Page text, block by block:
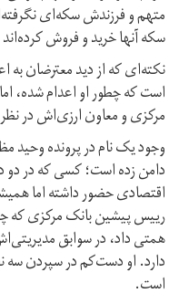
متهم و فرزندش سکه‌ای
سکه آنها خرید و فروش
نکته‌ای که از دید معترضان
است که چطور او اعدام شده،
مرکزی و معاون ارزی‌اش در
وجود یک نام در پرونده وحید
دامن زده است؛ کسی که در دو
اقتصادی حضور داشته اما
رییس پیشین بانک مرکزی که
همتی داد، در سوابق
دارد. او دست‌کم در سپردن سه
است.